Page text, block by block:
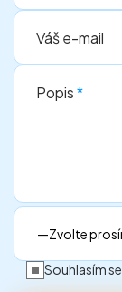
Váš e-mail
Popis*
Souhlasím se